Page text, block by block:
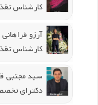
کارشناس
آرزو فراهانی
کارشناس
سید مجتبی
دکترای